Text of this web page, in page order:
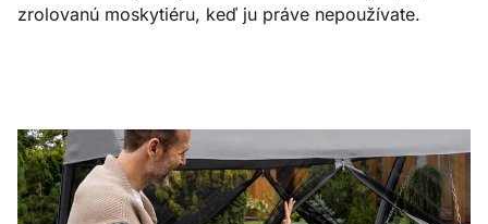
zrolovanú moskytiéru, keď ju práve nepoužívate.